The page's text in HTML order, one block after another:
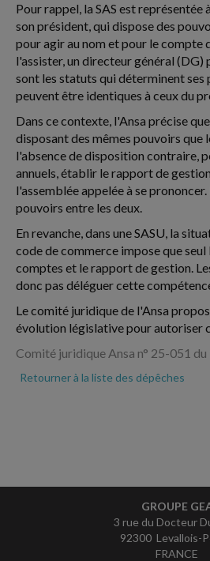
Pour rappel, la SAS est représentée
son président, qui dispose des
pour agir au nom et pour le compte
l'assister, un directeur général (DG)
sont les statuts qui déterminent ses
peuvent être identiques à ceux du
Dans ce contexte, l'Ansa précise
disposant des mêmes pouvoirs que
l'absence de disposition contraire,
annuels, établir le rapport de
l'assemblée appelée à se
pouvoirs entre les deux.
En revanche, dans une SASU, la
code de commerce impose que
comptes et le rapport de gestion.
donc pas déléguer cette
Le comité juridique de l'Ansa
évolution législative pour autoriser
Comité juridique Ansa n° 25-051
Retourner à la liste des dépêches
GROUPE
3 rue du Docteur
92300 Levallois-
FRANCE